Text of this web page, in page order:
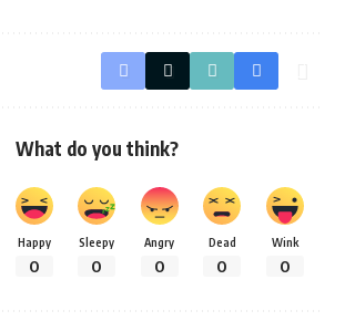
What do you think?
Happy
0
Sleepy
0
Angry
0
Dead
0
Wink
0